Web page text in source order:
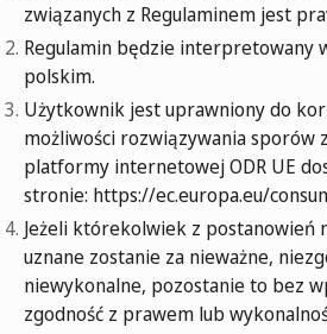
związanych z Regulaminem jest
Regulamin będzie interpretowany
polskim.
Użytkownik jest uprawniony do
możliwości rozwiązywania sporów
platformy internetowej ODR UE
stronie: https://ec.europa.eu/
Jeżeli którekolwiek z postanowień
uznane zostanie za nieważne,
niewykonalne, pozostanie to bez
zgodność z prawem lub